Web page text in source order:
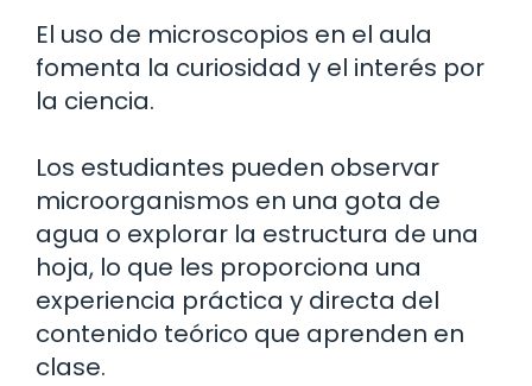
El uso de microscopios en el aula
fomenta la curiosidad y el interés por
la ciencia.
Los estudiantes pueden observar
microorganismos en una gota de
agua o explorar la estructura de una
hoja, lo que les proporciona una
experiencia práctica y directa del
contenido teórico que aprenden en
clase.